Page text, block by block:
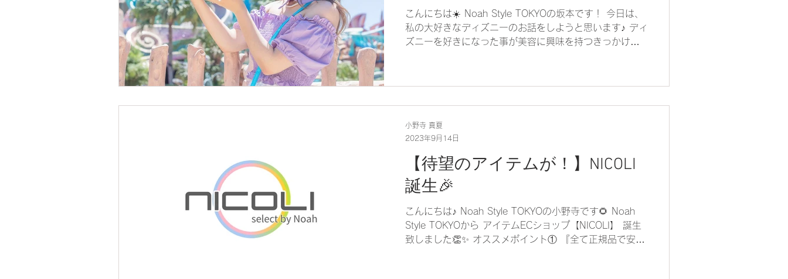
こんにちは☀️ Noah Style TOKYOの坂本です！ 今日は、
私の大好きなディズニーのお話をしようと思います♪ ディ
ズニーを好きになった事が美容に興味を持つきっかけに
【待望のアイテムが！】NICOLI
誕生🎉
こんにちは♪ Noah Style TOKYOの小野寺です🌻 Noah
Style TOKYOから アイテムECショップ【NICOLI】 誕生
致しました👏✨ オススメポイント① 『全て正規品で安
小野寺 真夏
2023年9月14日